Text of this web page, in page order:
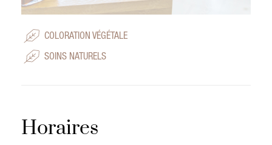
COLORATION VÉGÉTALE
SOINS NATURELS
Horaires